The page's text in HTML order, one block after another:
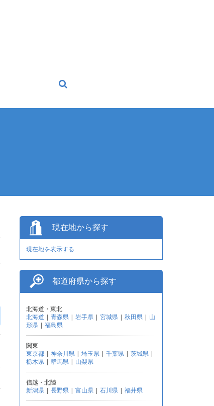
現在地から探す
現在地を表示する
都道府県から探す
北海道・東北
北海道 | 青森県 | 岩手県 | 宮城県 | 秋田県 | 山
形県 | 福島県
関東
東京都 | 神奈川県 | 埼玉県 | 千葉県 | 茨城県 |
栃木県 | 群馬県 | 山梨県
信越・北陸
新潟県 | 長野県 | 富山県 | 石川県 | 福井県